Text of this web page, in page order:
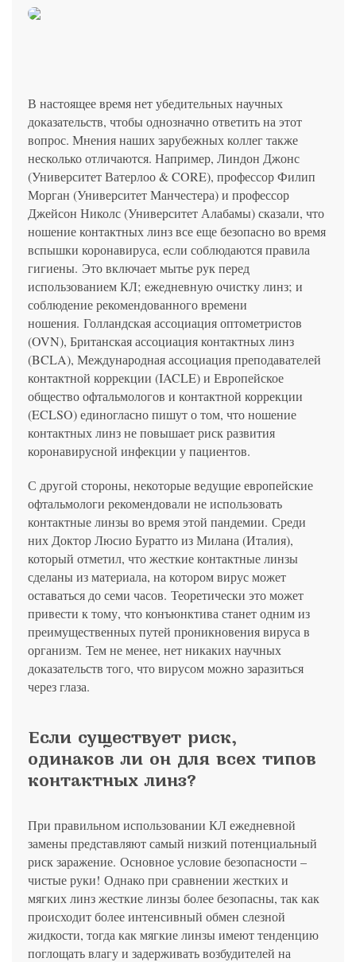
В настоящее время нет убедительных научных
доказательств, чтобы однозначно ответить на этот
вопрос. Мнения наших зарубежных коллег также
несколько отличаются. Например, Линдон Джонс
(Университет Ватерлоо & CORE), профессор Филип
Морган (Университет Манчестера) и профессор
Джейсон Николс (Университет Алабамы) сказали, что
ношение контактных линз все еще безопасно во время
вспышки коронавируса, если соблюдаются правила
гигиены. Это включает мытье рук перед
использованием КЛ; ежедневную очистку линз; и
соблюдение рекомендованного времени
ношения. Голландская ассоциация оптометристов
(OVN), Британская ассоциация контактных линз
(BCLA), Международная ассоциация преподавателей
контактной коррекции (IACLE) и Европейское
общество офтальмологов и контактной коррекции
(ECLSO) единогласно пишут о том, что ношение
контактных линз не повышает риск развития
коронавирусной инфекции у пациентов.
С другой стороны, некоторые ведущие европейские
офтальмологи рекомендовали не использовать
контактные линзы во время этой пандемии. Среди
них Доктор Люсио Буратто из Милана (Италия),
который отметил, что жесткие контактные линзы
сделаны из материала, на котором вирус может
оставаться до семи часов. Теоретически это может
привести к тому, что конъюнктива станет одним из
преимущественных путей проникновения вируса в
организм. Тем не менее, нет никаких научных
доказательств того, что вирусом можно заразиться
через глаза.
Если существует риск,
одинаков ли он для всех типов
контактных линз?
При правильном использовании КЛ ежедневной
замены представляют самый низкий потенциальный
риск заражение. Основное условие безопасности –
чистые руки! Однако при сравнении жестких и
мягких линз жесткие линзы более безопасны, так как
происходит более интенсивный обмен слезной
жидкости, тогда как мягкие линзы имеют тенденцию
поглощать влагу и задерживать возбудителей на
Я соглашаюсь на получение рассылки в соответствии с ФЗ от
Консультация и прием у профессора
Беликовой Е.И.
+7 991 098-78-29
Елена, персональный менеджер
13.03.2006 №38-ФЗ на условиях и для целей, определенных
политикой конфиденциальности
Я соглашаюсь на получение рассылки в соответствии с ФЗ от
13.03.2006 №38-ФЗ на условиях и для целей, определенных
Отправить